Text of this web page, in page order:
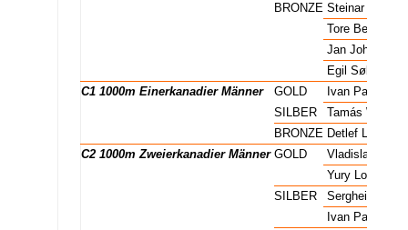
BRONZESteinar
Tore Berger
Jan Johansen
Egil Søby
C1 1000m Einerkanadier Männer
GOLD
Ivan Patzaichin
SILBER
Tamás
BRONZEDetlef Lewe
C2 1000m Zweierkanadier Männer GOLD
Vladislavas
Yury Lobanov
SILBER
Serghei
Ivan Patzaichin